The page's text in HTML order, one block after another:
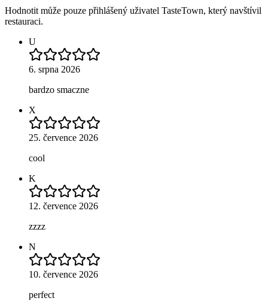
Hodnotit může pouze přihlášený uživatel TasteTown, který navštívil
restauraci.
U
6. srpna 2026
bardzo smaczne
X
25. července 2026
cool
K
12. července 2026
zzzz
N
10. července 2026
perfect